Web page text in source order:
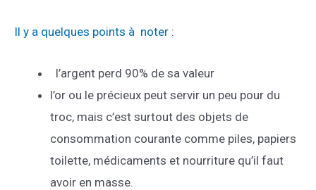
Il y a quelques points à noter :
l’argent perd 90% de sa valeur
l’or ou le précieux peut servir un peu pour du
troc, mais c’est surtout des objets de
consommation courante comme piles, papiers
toilette, médicaments et nourriture qu’il faut
avoir en masse.